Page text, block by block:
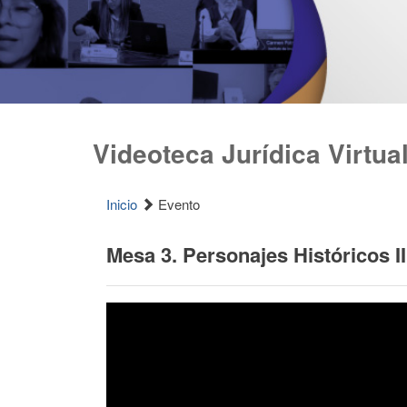
Videoteca Jurídica
Inicio Evento
Mesa 3. Personajes Históricos II